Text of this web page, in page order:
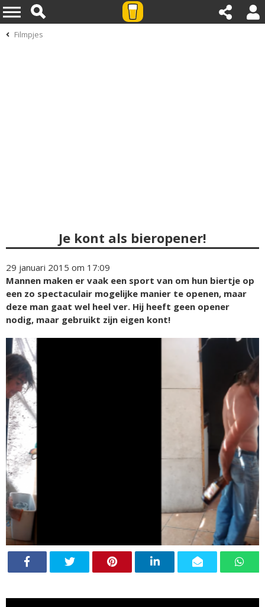
Filmpjes
Je kont als bieropener!
29 januari 2015 om 17:09
Mannen maken er vaak een sport van om hun biertje op
een zo spectaculair mogelijke manier te openen, maar
deze man gaat wel heel ver. Hij heeft geen opener
nodig, maar gebruikt zijn eigen kont!